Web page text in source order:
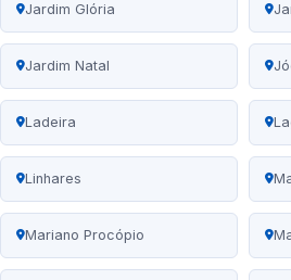
Jardim Glória
Jardim Natal
Ladeira
Linhares
Mariano Procópio